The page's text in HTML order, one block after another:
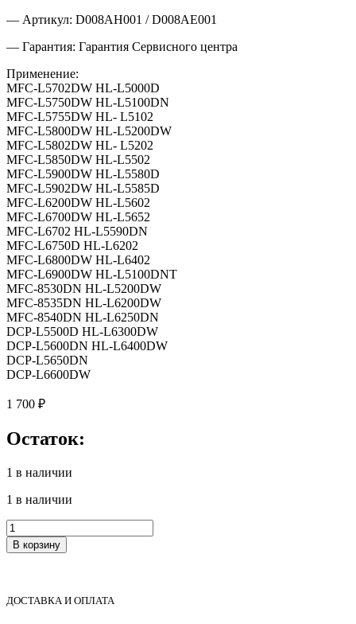
— Артикул: D008AH001 / D008AE001
— Гарантия: Гарантия Сервисного центра
Применение:
MFC-L5702DW HL-L5000D
MFC-L5750DW HL-L5100DN
MFC-L5755DW HL- L5102
MFC-L5800DW HL-L5200DW
MFC-L5802DW HL- L5202
MFC-L5850DW HL-L5502
MFC-L5900DW HL-L5580D
MFC-L5902DW HL-L5585D
MFC-L6200DW HL-L5602
MFC-L6700DW HL-L5652
MFC-L6702 HL-L5590DN
MFC-L6750D HL-L6202
MFC-L6800DW ​​​​​​HL-L6402
MFC-L6900DW HL-L5100DNT
MFC-8530DN HL-L5200DW
MFC-8535DN HL-L6200DW
MFC-8540DN HL-L6250DN
DCP-L5500D HL-L6300DW
DCP-L5600DN HL-L6400DW
DCP-L5650DN
DCP-L6600DW
1 700 ₽
Остаток:
1 в наличии
1 в наличии
Количество
товара
D008AE001
Brother
В корзину
ДОСТАВКА И ОПЛАТА